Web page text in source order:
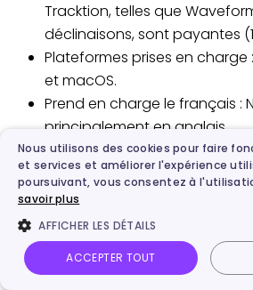
Tracktion, telles que
déclinaisons, sont payantes
Plateformes prises en charge
et macOS.
Prend en charge le français :
principalement en anglais.
Avantages
Design simple
Version gratuite complète
Prise en charge des plugins
Nous utilisons des cookies pour faire
et services et améliorer l'expérience
poursuivant, vous consentez à
savoir plus
AFFICHER LES DÉTAILS
ACCEPTER TOUT